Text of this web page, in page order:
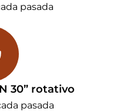
pasada
30” rotativo
pasada